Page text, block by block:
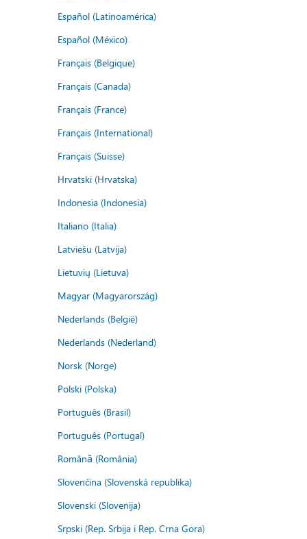
Español (Latinoamérica)
Español (México)
Français (Belgique)
Français (Canada)
Français (France)
Français (International)
Français (Suisse)
Hrvatski (Hrvatska)
Indonesia (Indonesia)
Italiano (Italia)
Latviešu (Latvija)
Lietuvių (Lietuva)
Magyar (Magyarország)
Nederlands (België)
Nederlands (Nederland)
Norsk (Norge)
Polski (Polska)
Português (Brasil)
Português (Portugal)
Română (România)
Slovenčina (Slovenská republika)
Slovenski (Slovenija)
Srpski (Rep. Srbija i Rep. Crna Gora)